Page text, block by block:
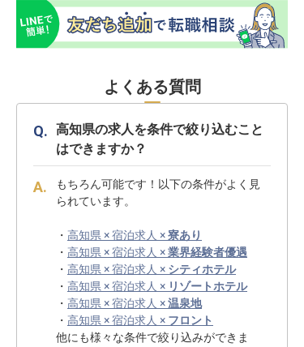
よくある質問
高知県の求人を条件で絞り込むこと
はできますか？
もちろん可能です！以下の条件がよく見
られています。
・ 高知県 × 宿泊求人 ×寮あり
・ 高知県 × 宿泊求人 ×業界経験者優遇
・ 高知県 × 宿泊求人 × シティホテル
・ 高知県 × 宿泊求人 × リゾートホテル
・ 高知県 × 宿泊求人 ×温泉地
・ 高知県 × 宿泊求人 × フロント
他にも様々な条件で絞り込みができま